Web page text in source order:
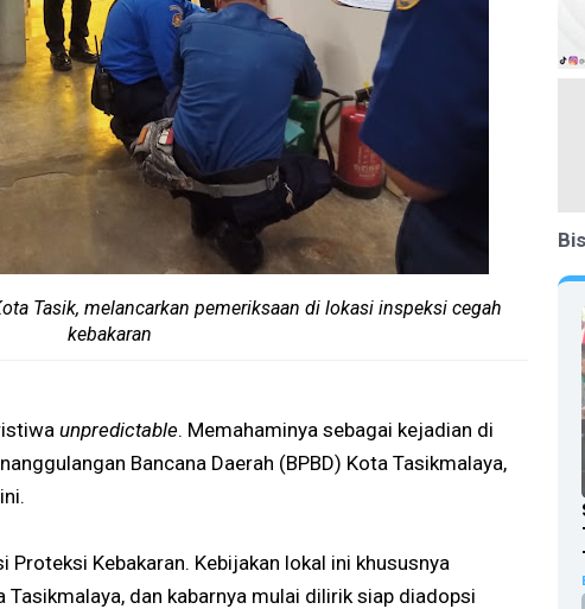
Tasik, melancarkan pemeriksaan di lokasi inspeksi cegah
kebakaran
unpredictable. Memahaminya sebagai kejadian di
Bancana Daerah (BPBD) Kota Tasikmalaya,
Proteksi Kebakaran. Kebijakan lokal ini khususnya
Tasikmalaya, dan kabarnya mulai dilirik siap diadopsi